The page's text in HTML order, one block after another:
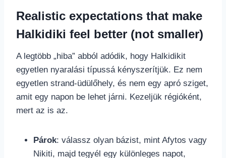
Realistic expectations that make
Halkidiki feel better (not smaller)
A legtöbb „hiba” abból adódik, hogy Halkidikit
egyetlen nyaralási típussá kényszerítjük. Ez nem
egyetlen strand-üdülőhely, és nem egy apró sziget,
amit egy napon be lehet járni. Kezeljük régióként,
mert az is az.
Párok: válassz olyan bázist, mint Afytos vagy
Nikiti, majd tegyél egy különleges napot,